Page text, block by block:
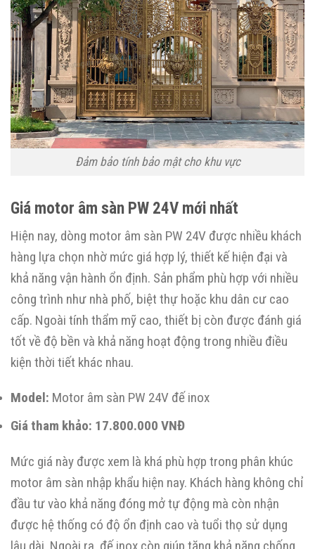
Đảm bảo tính bảo mật cho khu vực
Giá motor âm sàn PW 24V mới nhất
Hiện nay, dòng motor âm sàn PW 24V được nhiều khách
hàng lựa chọn nhờ mức giá hợp lý, thiết kế hiện đại và
khả năng vận hành ổn định. Sản phẩm phù hợp với nhiều
công trình như nhà phố, biệt thự hoặc khu dân cư cao
cấp. Ngoài tính thẩm mỹ cao, thiết bị còn được đánh giá
tốt về độ bền và khả năng hoạt động trong nhiều điều
kiện thời tiết khác nhau.
Model: Motor âm sàn PW 24V đế inox
Giá tham khảo: 17.800.000 VNĐ
Mức giá này được xem là khá phù hợp trong phân khúc
motor âm sàn nhập khẩu hiện nay. Khách hàng không chỉ
đầu tư vào khả năng đóng mở tự động mà còn nhận
được hệ thống có độ ổn định cao và tuổi thọ sử dụng
lâu dài. Ngoài ra, đế inox còn giúp tăng khả năng chống